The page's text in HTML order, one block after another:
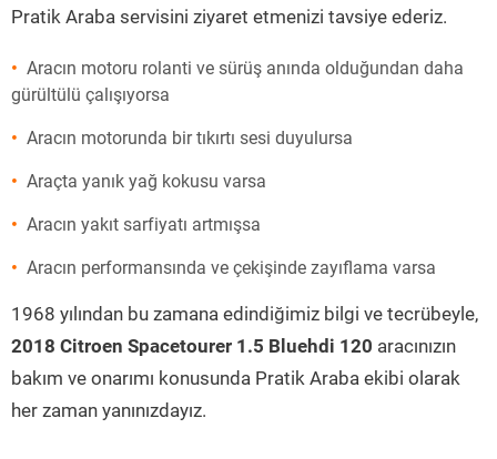
Pratik Araba servisini ziyaret etmenizi tavsiye ederiz.
Aracın motoru rolanti ve sürüş anında olduğundan daha
gürültülü çalışıyorsa
Aracın motorunda bir tıkırtı sesi duyulursa
Araçta yanık yağ kokusu varsa
Aracın yakıt sarfiyatı artmışsa
Aracın performansında ve çekişinde zayıflama varsa
1968 yılından bu zamana edindiğimiz bilgi ve tecrübeyle,
2018 Citroen Spacetourer 1.5 Bluehdi 120 aracınızın
bakım ve onarımı konusunda Pratik Araba ekibi olarak
her zaman yanınızdayız.